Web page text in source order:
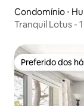
Condomínio ⋅
Tranquil Lotus -
Preferido dos
Preferido dos